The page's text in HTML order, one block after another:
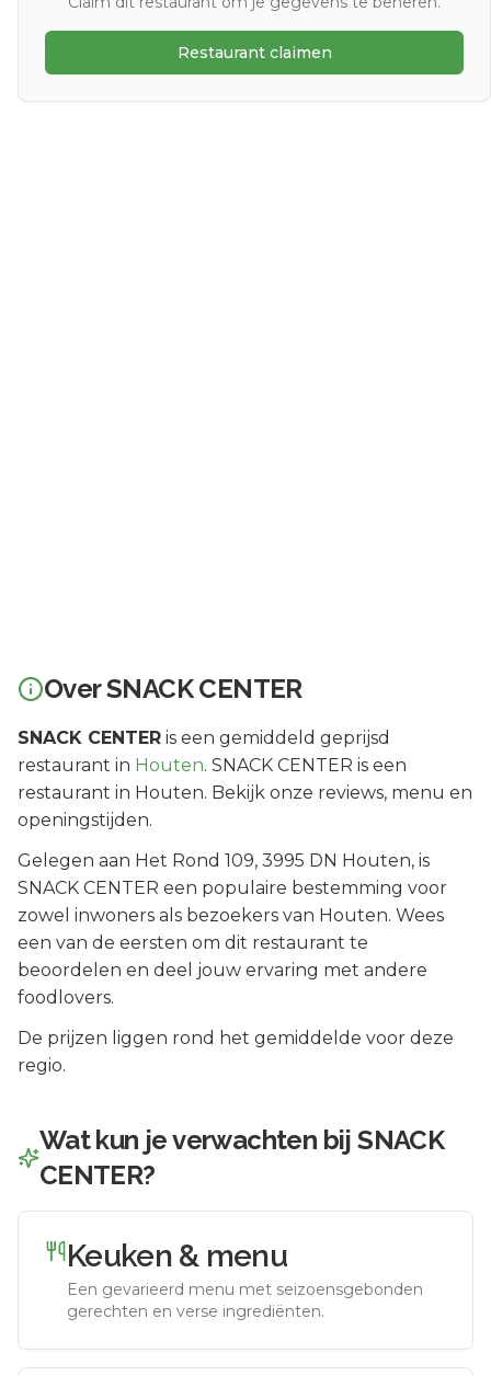
Restaurant claimen
OverSNACK CENTER
SNACK CENTER is een gemiddeld geprijsd
restaurant in Houten. SNACK CENTER is een
restaurant in Houten. Bekijk onze reviews, menu en
openingstijden.
Gelegen aan Het Rond 109, 3995 DN Houten, is
SNACK CENTER een populaire bestemming voor
zowel inwoners als bezoekers van Houten. Wees
een van de eersten om dit restaurant te
beoordelen en deel jouw ervaring met andere
foodlovers.
De prijzen liggen rond het gemiddelde voor deze
regio.
Wat kun je verwachten bijSNACK
CENTER?
Keuken & menu
Een gevarieerd menu met seizoensgebonden
gerechten en verse ingrediënten.